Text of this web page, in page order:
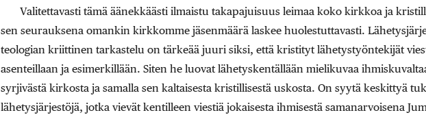
Valitettavasti tämä äänekkäästi ilmaistu takapajuisuus leimaa koko kirkkoa ja
sen seurauksena omankin kirkkomme jäsenmäärä laskee huolestuttavasti.
teologian kriittinen tarkastelu on tärkeää juuri siksi, että kristityt lähetystyöntekijät
asenteillaan ja esimerkillään. Siten he luovat lähetyskentällään mielikuvaa
syrjivästä kirkosta ja samalla sen kaltaisesta kristillisestä uskosta. On syytä keskittyä
lähetysjärjestöjä, jotka vievät kentilleen viestiä jokaisesta ihmisestä samanarvoisena